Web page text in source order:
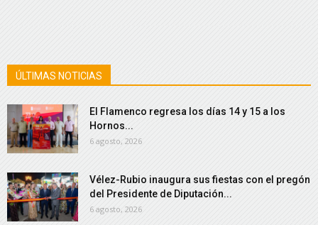
ÚLTIMAS NOTICIAS
El Flamenco regresa los días 14 y 15 a los
Hornos...
6 agosto, 2026
Vélez-Rubio inaugura sus fiestas con el pregón
del Presidente de Diputación...
6 agosto, 2026